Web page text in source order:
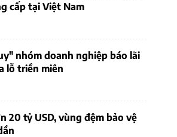
cấp tại Việt Nam
nhóm doanh nghiệp báo lãi
lỗ triền miên
20 tỷ USD, vùng đệm bảo vệ